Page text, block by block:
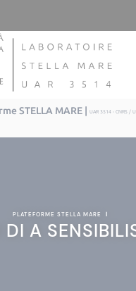
STELLA MARE |UAR 3514 - CNRS /
PLATEFORME STELLA MARE |
DI A